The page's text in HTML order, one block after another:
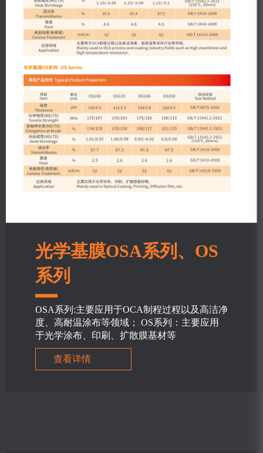
光学基膜OSA系列、OS
系列
OSA系列:主要应用于OCA制程过程以及高洁净
度、高耐温涂布等领域； OS系列：主要应用
于光学涂布、印刷、扩散膜基材等
查看详情